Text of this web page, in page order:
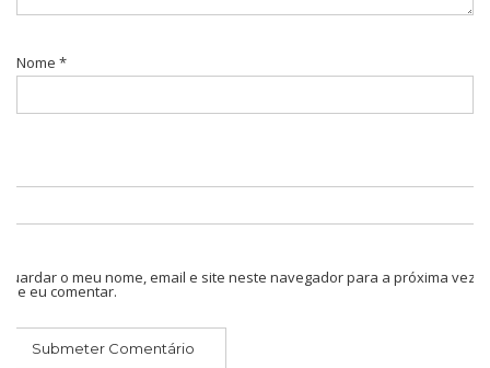
Nome *
Guardar o meu nome, email e site neste navegador para a próxima vez
que eu comentar.